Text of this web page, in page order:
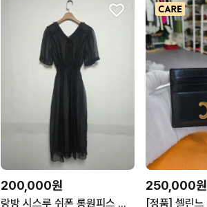
200,000원
랑방 시스루 쉬폰 롱원피스 블랙앤올리브(S) 260805_5
250,000원